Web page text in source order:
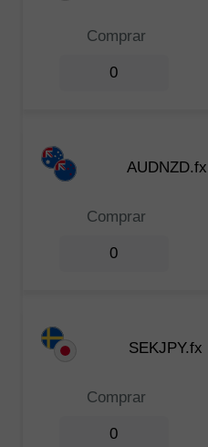
Comprar
0
AUDNZD.fx
Comprar
0
SEKJPY.fx
Comprar
0